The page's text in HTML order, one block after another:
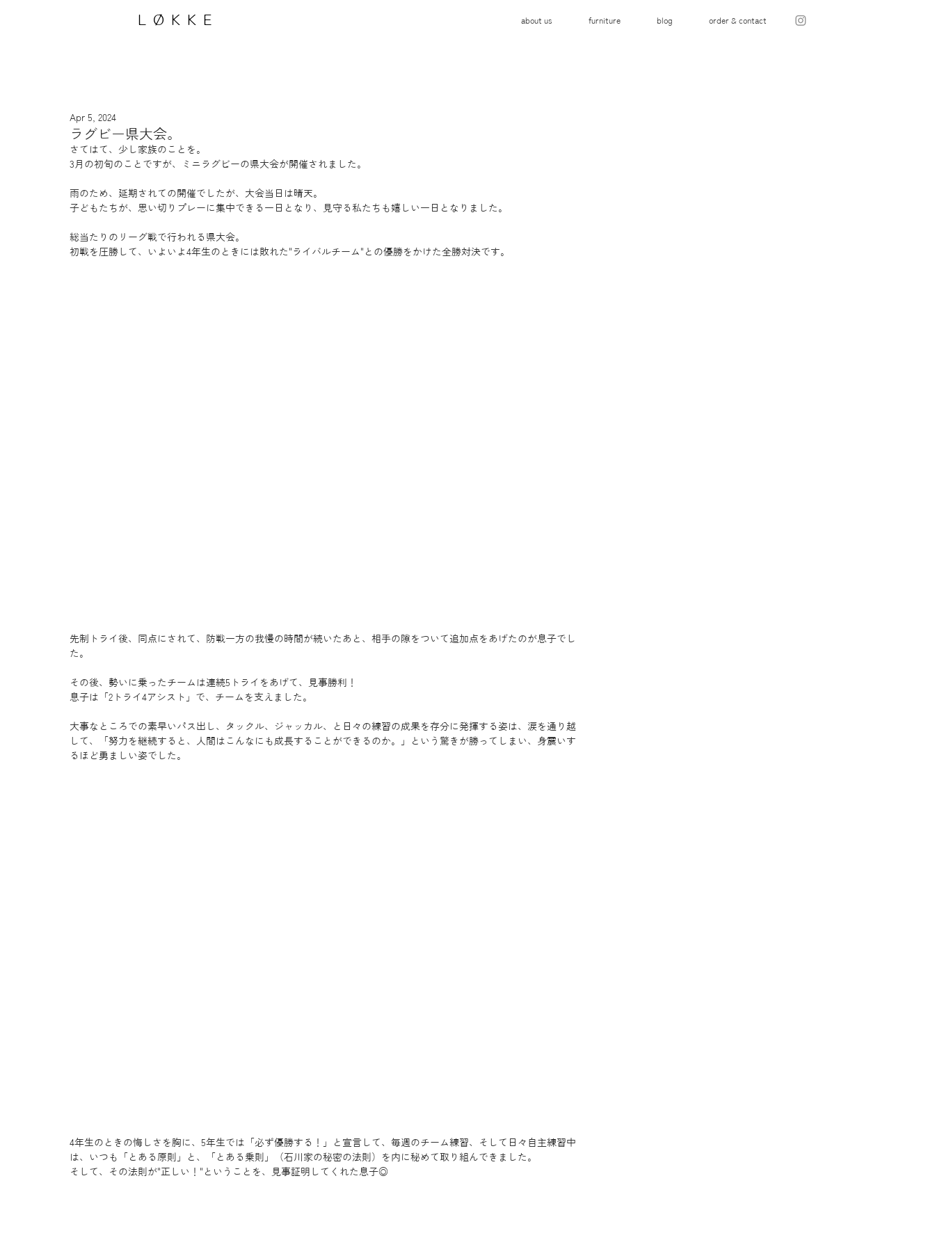
LØKKE about us furniture blog order & contact
ラグビー県大会。
Apr 5, 2024
さてはて、少し家族のことを。
3月の初旬のことですが、ミニラグビーの県大会が開催されました。
雨のため、延期されての開催でしたが、大会当日は晴天。
子どもたちが、思い切りプレーに集中できる一日となり、見守る私たちも嬉しい一日となりました。
総当たりのリーグ戦で行われる県大会。
初戦を圧勝して、いよいよ4年生のときには敗れた"ライバルチーム"との優勝をかけた全勝対決です。
先制トライ後、同点にされて、防戦一方の我慢の時間が続いたあと、相手の隙をついて追加点をあげたのが息子でし
た。
その後、勢いに乗ったチームは連続5トライをあげて、見事勝利！
息子は「2トライ4アシスト」で、チームを支えました。
大事なところでの素早いパス出し、タックル、ジャッカル、と日々の練習の成果を存分に発揮する姿は、涙を通り越
して、「努力を継続すると、人間はこんなにも成長することができるのか。」という驚きが勝ってしまい、身震いす
るほど勇ましい姿でした。
4年生のときの悔しさを胸に、5年生では「必ず優勝する！」と宣言して、毎週のチーム練習、そして日々自主練習中
は、いつも「とある原則」と、「とある乗則」（石川家の秘密の法則）を内に秘めて取り組んできました。
そして、その法則が"正しい！"ということを、見事証明してくれた息子◎